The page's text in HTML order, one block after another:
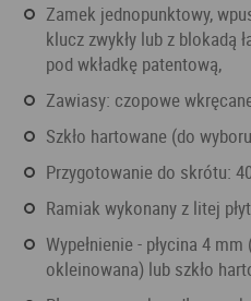
zamek jednopunktowy, wpuszczany, rozstaw 72 mm: na
klucz zwykły lub z blokadą
pod wkładkę patentową,
zawiasy: czopowe
szkło hartowane (do
przygotowanie do skrótu:
ramiak wykonany z litej
wypełnienie - płycina 4 mm (płyta HDF obustronnie
okleinowana) lub szkło